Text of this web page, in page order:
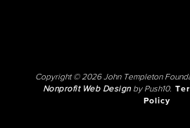
Copyright © 2026 John Templeton
Nonprofit Web Designby Push10.
Policy